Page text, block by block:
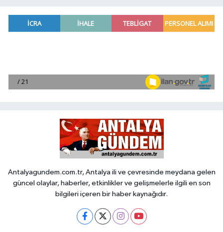
Antalyagundem.com.tr, Antalya ili ve çevresinde meydana gelen
güncel olaylar, haberler, etkinlikler ve gelişmelerle ilgili en son
bilgileri içeren bir haber kaynağıdır.